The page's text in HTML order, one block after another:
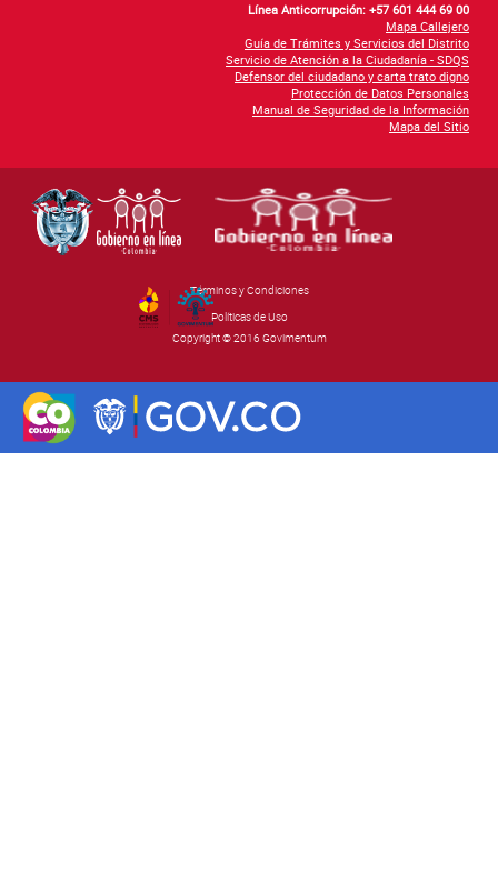
Línea Anticorrupción: +57 601 444 69 00
Mapa Callejero
Guía de Trámites y Servicios del Distrito
Servicio de Atención a la Ciudadanía - SDQS
Defensor del ciudadano y carta trato digno
Protección de Datos Personales
Manual de Seguridad de la Información
Mapa del Sitio
Términos y Condiciones
Políticas de Uso
Copyright © 2016 Govimentum
By Govimentum